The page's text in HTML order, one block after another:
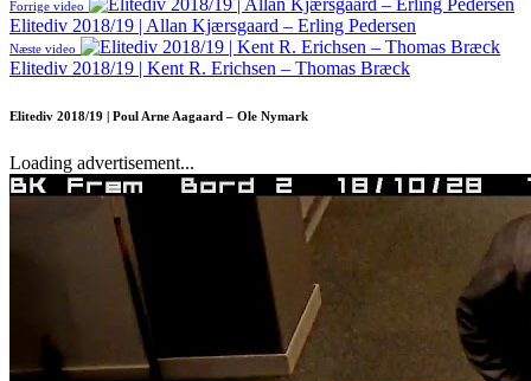
Forrige video
Elitediv 2018/19 | Allan Kjærsgaard – Erling Pedersen
Næste video
Elitediv 2018/19 | Kent R. Erichsen – Thomas Bræck
Elitediv 2018/19 | Poul Arne Aagaard – Ole Nymark
Loading advertisement...